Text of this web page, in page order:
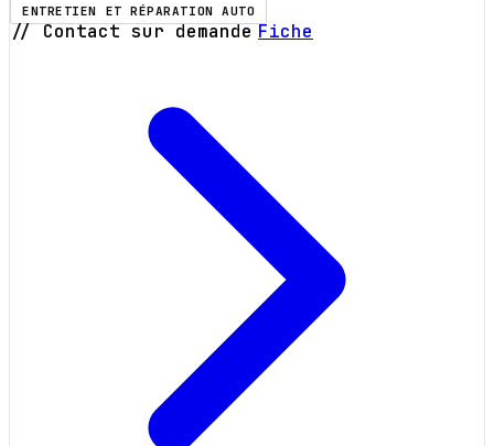
ENTRETIEN ET RÉPARATION AUTO
// Contact sur demande Fiche